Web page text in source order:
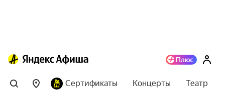
Сертификаты Концерты Театр